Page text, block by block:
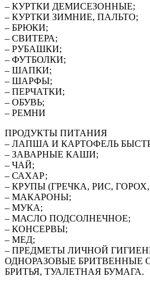
– КУРТКИ ДЕМИСЕЗОННЫЕ;
– КУРТКИ ЗИМНИЕ, ПАЛЬТО;
– БРЮКИ;
– СВИТЕРА;
– РУБАШКИ;
– ФУТБОЛКИ;
– ШАПКИ;
– ШАРФЫ;
– ПЕРЧАТКИ;
– ОБУВЬ;
– РЕМНИ
ПРОДУКТЫ ПИТАНИЯ
– ЛАПША И КАРТОФЕЛЬ
– ЗАВАРНЫЕ КАШИ;
– ЧАЙ;
– САХАР;
– КРУПЫ (ГРЕЧКА, РИС,
– МАКАРОНЫ;
– МУКА;
– МАСЛО ПОДСОЛНЕЧНОЕ;
– КОНСЕРВЫ;
– МЕД;
– ПРЕДМЕТЫ ЛИЧНОЙ
ОДНОРАЗОВЫЕ БРИТВЕННЫЕ
БРИТЬЯ, ТУАЛЕТНАЯ БУМАГА.